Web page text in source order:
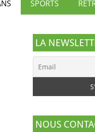
SPORTS
LA
NOUS